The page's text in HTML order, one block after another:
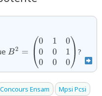
\end{pmatrix}}
B2 =
0
0
0
1
0
0
0
1
0
?
Concours Ensam Mpsi Pcsi